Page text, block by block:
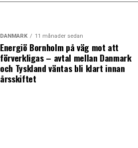
DANMARK 11 månader sedan
Energiö Bornholm på väg mot att
förverkligas – avtal mellan Danmark
och Tyskland väntas bli klart innan
årsskiftet